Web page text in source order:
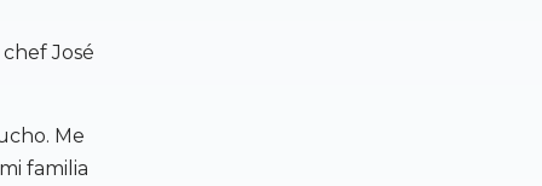
José
Me
familia